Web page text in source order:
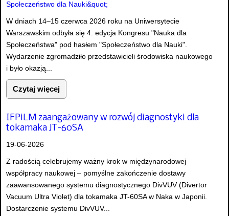
W dniach 14–15 czerwca 2026 roku na Uniwersytecie
Warszawskim odbyła się 4. edycja Kongresu "Nauka dla
Społeczeństwa" pod hasłem "Społeczeństwo dla Nauki".
Wydarzenie zgromadziło przedstawicieli środowiska naukowego
i było okazją...
Czytaj więcej
IFPiLM zaangażowany w rozwój diagnostyki dla
tokamaka JT-60SA
19-06-2026
Z radością celebrujemy ważny krok w międzynarodowej
współpracy naukowej – pomyślne zakończenie dostawy
zaawansowanego systemu diagnostycznego DivVUV (Divertor
Vacuum Ultra Violet) dla tokamaka JT-60SA w Naka w Japonii.
Dostarczenie systemu DivVUV...